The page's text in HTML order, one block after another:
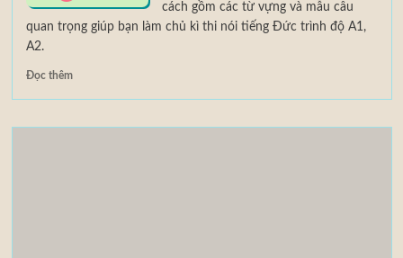
cách gồm các từ vựng và mẫu câu
quan trọng giúp bạn làm chủ kì thi nói tiếng Đức trình độ A1,
A2.
Đọc thêm